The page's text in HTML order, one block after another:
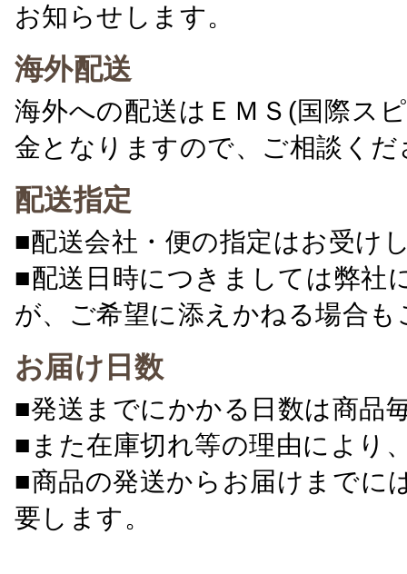
お知らせします。
海外配送
海外への配送はＥＭＳ(国際ス
金となりますので、ご相談くだ
配送指定
■配送会社・便の指定はお受け
■配送日時につきましては弊社
が、ご希望に添えかねる場合
お届け日数
■発送までにかかる日数は商品
■また在庫切れ等の理由により
■商品の発送からお届けまでに
要します。